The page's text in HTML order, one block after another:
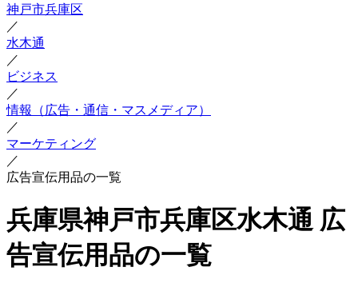
神戸市兵庫区
／
水木通
／
ビジネス
／
情報（広告・通信・マスメディア）
／
マーケティング
／
広告宣伝用品の一覧
兵庫県神戸市兵庫区水木通 広
告宣伝用品の一覧